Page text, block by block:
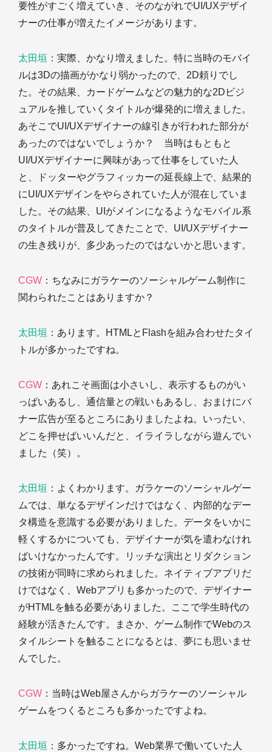
要性がすごく増えていき、そのながれでUI/UXデザイ
ナーの仕事が増えたイメージがあります。
太田垣 ：実際、かなり増えました。特に当時のモバイ
ルは3Dの描画がかなり弱かったので、2D頼りでし
た。その結果、カードゲームなどの魅力的な2Dビジ
ュアルを推していくタイトルが爆発的に増えました。
あそこでUI/UXデザイナーの線引きが行われた部分が
あったのではないでしょうか？ 当時はもともと
UI/UXデザイナーに興味があって仕事をしていた人
と、ドッターやグラフィッカーの延長線上で、結果的
にUI/UXデザインをやらされていた人が混在していま
した。その結果、UIがメインになるようなモバイル系
のタイトルが普及してきたことで、UI/UXデザイナー
の生き残りが、多少あったのではないかと思います。
CGW ：ちなみにガラケーのソーシャルゲーム制作に
関わられたことはありますか？
太田垣 ：あります。HTMLとFlashを組み合わせたタイ
トルが多かったですね。
CGW ：あれこそ画面は小さいし、表示するものがい
っぱいあるし、通信量との戦いもあるし、おまけにバ
ナー広告が至るところにありましたよね。いったい、
どこを押せばいいんだと、イライラしながら遊んでい
ました（笑）。
太田垣 ：よくわかります。ガラケーのソーシャルゲー
ムでは、単なるデザインだけではなく、内部的なデー
タ構造を意識する必要がありました。データをいかに
軽くするかについても、デザイナーが気を遣わなけれ
ばいけなかったんです。リッチな演出とリダクション
の技術が同時に求められました。ネイティブアプリだ
けではなく、Webアプリも多かったので、デザイナー
がHTMLを触る必要がありました。ここで学生時代の
経験が活きたんです。まさか、ゲーム制作でWebのス
タイルシートを触ることになるとは、夢にも思いませ
んでした。
CGW ：当時はWeb屋さんからガラケーのソーシャル
ゲームをつくるところも多かったですよね。
太田垣 ：多かったですね。Web業界で働いていた人